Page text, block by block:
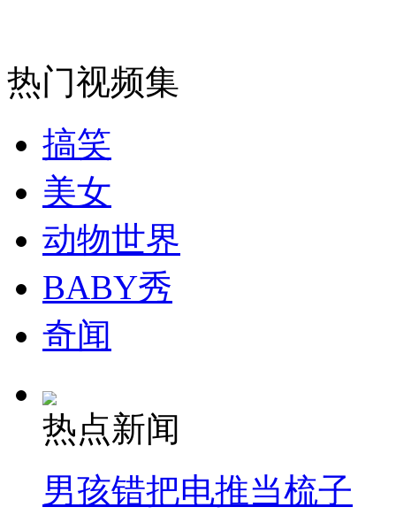
热门视频集
搞笑
美女
动物世界
BABY秀
奇闻
热点新闻
男孩错把电推当梳子